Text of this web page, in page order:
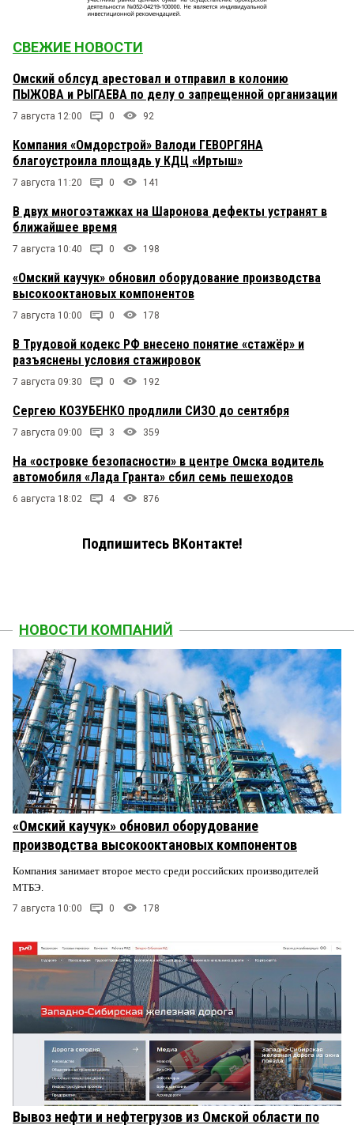
СВЕЖИЕ НОВОСТИ
Омский облсуд арестовал и отправил в колонию
ПЫЖОВА и РЫГАЕВА по делу о запрещенной организации
7 августа 12:00 0 92
Компания «Омдорстрой» Валоди ГЕВОРГЯНА
благоустроила площадь у КДЦ «Иртыш»
7 августа 11:20 0 141
В двух многоэтажках на Шаронова дефекты устранят в
ближайшее время
7 августа 10:40 0 198
«Омский каучук» обновил оборудование производства
высокооктановых компонентов
7 августа 10:00 0 178
В Трудовой кодекс РФ внесено понятие «стажёр» и
разъяснены условия стажировок
7 августа 09:30 0 192
Сергею КОЗУБЕНКО продлили СИЗО до сентября
7 августа 09:00 3 359
На «островке безопасности» в центре Омска водитель
автомобиля «Лада Гранта» сбил семь пешеходов
6 августа 18:02 4 876
Подпишитесь ВКонтакте!
НОВОСТИ КОМПАНИЙ
«Омский каучук» обновил оборудование
производства высокооктановых компонентов
Компания занимает второе место среди российских производителей
МТБЭ.
7 августа 10:00 0 178
Вывоз нефти и нефтегрузов из Омской области по